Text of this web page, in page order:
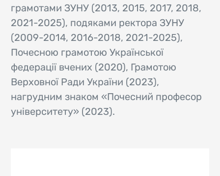
грамотами ЗУНУ (2013, 2015, 2017, 2018,
2021-2025), подяками ректора ЗУНУ
(2009-2014, 2016-2018, 2021-2025),
Почесною грамотою Української
федерації вчених (2020), Грамотою
Верховної Ради України (2023),
нагрудним знаком «Почесний професор
університету» (2023).